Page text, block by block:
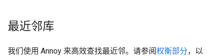
最近邻库
我们使用 Annoy 来高效查找最近邻。请参阅权衡部分，以